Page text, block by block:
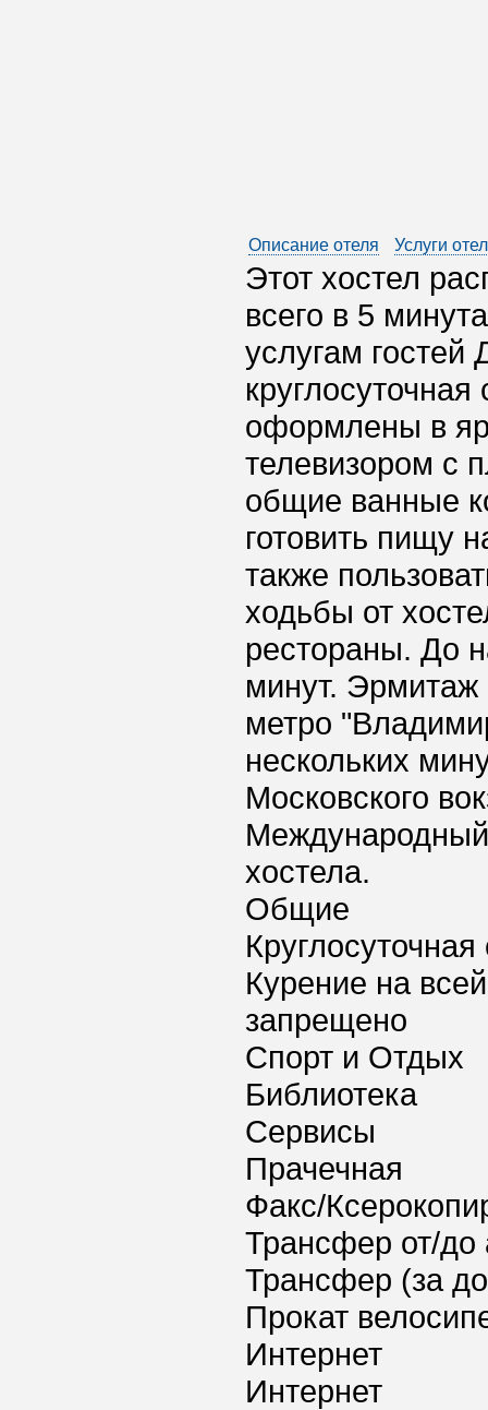
Описание отеля Услуги
Этот хостел
всего в 5
услугам гостей
оформлены в
телевизором с
общие ванные
готовить пищу
также
ходьбы от
рестораны. До
минут. Эрмитаж
метро
нескольких
Московского
Международный
хостела.
Общие
Курение на
запрещено
Спорт и Отдых
Библиотека
Сервисы
Прачечная
Факс/
Трансфер от/до
Трансфер (за
Прокат
Интернет
Интернет